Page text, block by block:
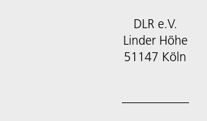
DLR e.V.
Linder Höhe
51147 Köln